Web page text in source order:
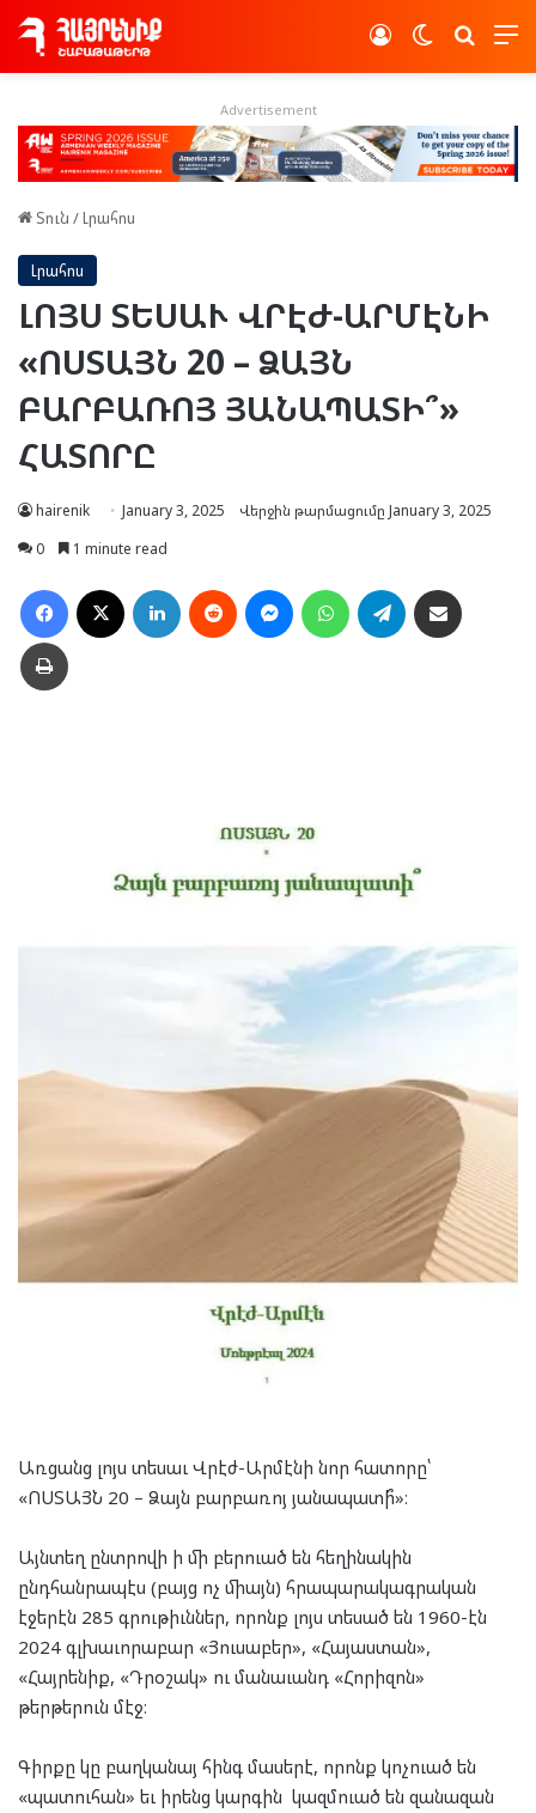
Switch skin
Log In
Advertisement
Տուն /Լրահոս
Լրահոս
ԼՈՅՍ ՏԵՍԱՒ ՎՐԷԺ-ԱՐՄԷՆԻ
«ՈՍՏԱՅՆ 20 – ՁԱՅՆ
ԲԱՐԲԱՌՈՅ ՅԱՆԱՊԱՏԻ՞»
ՀԱՏՈՐԸ
hairenik January 3, 2025
Վերջին թարմացումը January 3, 2025
0
1 minute read
Facebook LinkedIn Reddit MessengerWhatsAppTelegram
Տպել
Առցանց լոյս տեսաւ Վրէժ-Արմէնի նոր հատորը՝
«ՈՍՏԱՅՆ 20 – Ձայն բարբառոյ յանապատի՞»։
Այնտեղ ընտրովի ի մի բերուած են հեղինակին
ընդհանրապէս (բայց ոչ միայն) հրապարակագրական
էջերէն 285 գրութիւններ, որոնք լոյս տեսած են 1960-էն
2024 գլխաւորաբար «Յուսաբեր», «Հայաստան»,
«Հայրենիք, «Դրօշակ» ու մանաւանդ «Հորիզոն»
թերթերուն մէջ։
Գիրքը կը բաղկանայ հինգ մասերէ, որոնք կոչուած են
«պատուհան» եւ իրենց կարգին կազմուած են զանազան